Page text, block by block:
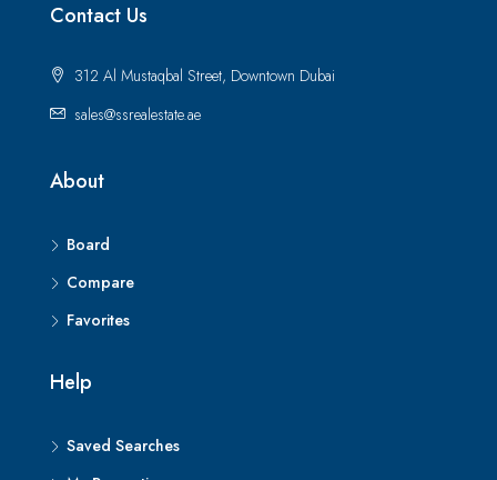
Contact Us
312 Al Mustaqbal Street, Downtown Dubai
sales@ssrealestate.ae
About
Board
Compare
Favorites
Help
Saved Searches